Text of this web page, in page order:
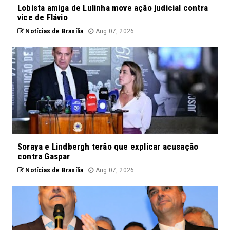
Lobista amiga de Lulinha move ação judicial contra
vice de Flávio
Notícias de Brasília Aug 07, 2026
Soraya e Lindbergh terão que explicar acusação
contra Gaspar
Notícias de Brasília Aug 07, 2026